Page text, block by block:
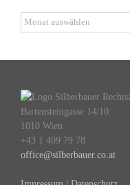
Archiv
Bartensteingasse 14/10
1010 Wien
+43 1 409 79 78
office@silberbauer.co.at